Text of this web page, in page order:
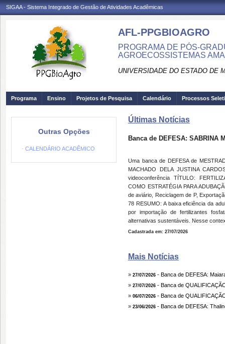
SIGAA - Sistema Integrado de Gestão de Atividades Acadêmicas
AFL-PPGBIOAGRO
PROGRAMA DE PÓS-
AGROECOSSISTEMAS
UNIVERSIDADE DO ESTADO DE
Programa Ensino Projetos de Pesquisa Calendário Processos
Outras Opções
· CALENDÁRIO ACADÊMICO
Últimas Notícias
Banca de DEFESA: SABRINA
Uma banca de DEFESA de
MACHADO DELA JUSTINA
videoconferência TÍTULO:
COMO ESTRATÉGIA PARA
de aviário, Reciclagem de P,
78 RESUMO: A baixa eficiência da
por importação de fertilizantes
alternativas sustentáveis. Nesse
Cadastrada em: 27/07/2026
Mais Notícias
» 27/07/2026 - Banca de DEFESA:
» 27/07/2026 - Banca de
» 06/07/2026 - Banca de
» 23/06/2026 - Banca de DEFESA: